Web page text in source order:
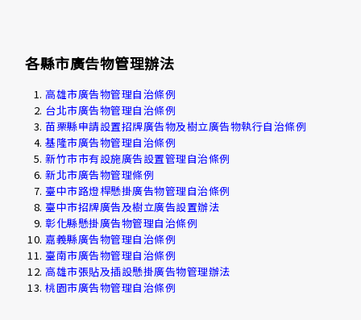
各縣市廣告物管理辦法
高雄市廣告物管理自治條例
台北市廣告物管理自治條例
苗栗縣申請設置招牌廣告物及樹立廣告物執行自治條例
基隆市廣告物管理自治條例
新竹市市有設施廣告設置管理自治條例
新北市廣告物管理條例
臺中市路燈桿懸掛廣告物管理自治條例
臺中市招牌廣告及樹立廣告設置辦法
彰化縣懸掛廣告物管理自治條例
嘉義縣廣告物管理自治條例
臺南市廣告物管理自治條例
高雄市張貼及插設懸掛廣告物管理辦法
桃園市廣告物管理自治條例